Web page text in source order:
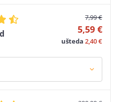
7,99 €
5,59 €
ušteda 2,40 €